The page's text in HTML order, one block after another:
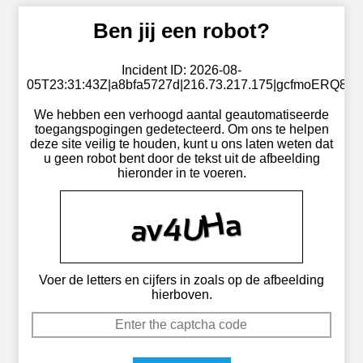
Ben jij een robot?
Incident ID: 2026-08-
05T23:31:43Z|a8bfa5727d|216.73.217.175|gcfmoERQ87
We hebben een verhoogd aantal geautomatiseerde
toegangspogingen gedetecteerd. Om ons te helpen
deze site veilig te houden, kunt u ons laten weten dat
u geen robot bent door de tekst uit de afbeelding
hieronder in te voeren.
Voer de letters en cijfers in zoals op de afbeelding
hierboven.